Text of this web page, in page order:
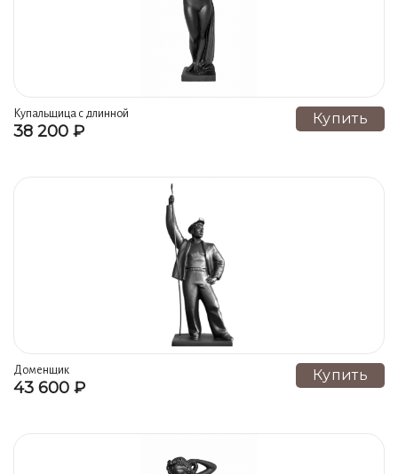
Купальщица с длинной
драпировкой
38 200 ₽
Купить
Доменщик
43 600 ₽
Купить